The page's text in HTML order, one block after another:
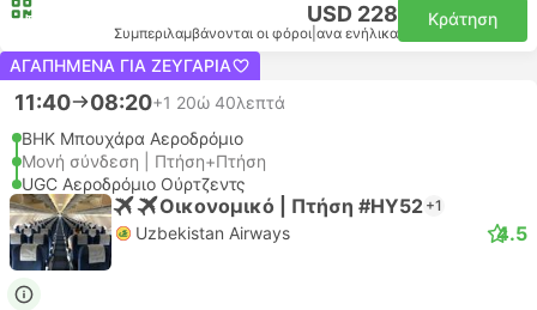
USD 228
Συμπεριλαμβάνονται οι φόροι ανα ενήλικα
Κράτηση
ΑΓΑΠΗΜΈΝΑ ΓΙΑ ΖΕΥΓΆΡΙΑ
11:40 08:20+1 20ώ 40λεπτά
BHK Μπουχάρα Αεροδρόμιο
Μονή σύνδεση | Πτήση+Πτήση
UGC Αεροδρόμιο Ούρτζεντς
Οικονομικό | Πτήση #HY52 +1
Uzbekistan Airways 4.5